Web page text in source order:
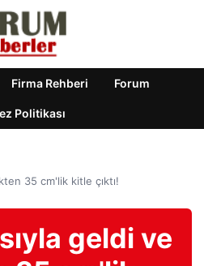
Firma Rehberi Forum
Politikası
35 cm'lik kitle çıktı!
geldi ve